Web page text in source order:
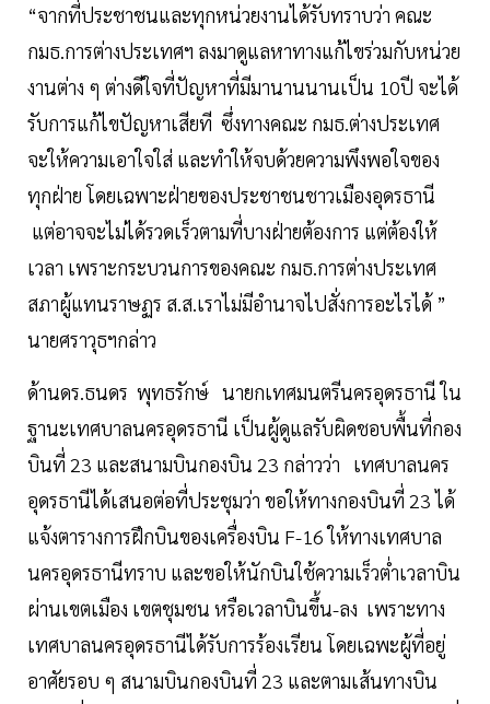
“จากที่ประชาชนและทุกหน่วยงานได้รับทราบว่า คณะ
กมธ.การต่างประเทศฯ ลงมาดูแลหาทางแก้ไขร่วมกับหน่วย
งานต่าง ๆ ต่างดีใจที่ปัญหาที่มีมานานนานเป็น 10ปี จะได้
รับการแก้ไขปัญหาเสียที ซึ่งทางคณะ กมธ.ต่างประเทศ
จะให้ความเอาใจใส่ และทำให้จบด้วยความพึงพอใจของ
ทุกฝ่าย โดยเฉพาะฝ่ายของประชาชนชาวเมืองอุดรธานี
แต่อาจจะไม่ได้รวดเร็วตามที่บางฝ่ายต้องการ แต่ต้องให้
เวลา เพราะกระบวนการของคณะ กมธ.การต่างประเทศ
สภาผู้แทนราษฏร ส.ส.เราไม่มีอำนาจไปสั่งการอะไรได้ ”
นายศราวุธฯกล่าว
ด้านดร.ธนดร พุทธรักษ์ นายกเทศมนตรีนครอุดรธานี ใน
ฐานะเทศบาลนครอุดรธานี เป็นผู้ดูแลรับผิดชอบพื้นที่กอง
บินที่ 23 และสนามบินกองบิน 23 กล่าวว่า เทศบาลนคร
อุดรธานีได้เสนอต่อที่ประชุมว่า ขอให้ทางกองบินที่ 23 ได้
แจ้งตารางการฝึกบินของเครื่องบิน F-16 ให้ทางเทศบาล
นครอุดรธานีทราบ และขอให้นักบินใช้ความเร็วต่ำเวลาบิน
ผ่านเขตเมือง เขตชุมชน หรือเวลาบินขึ้น-ลง เพราะทาง
เทศบาลนครอุดรธานีได้รับการร้องเรียน โดยเฉพะผู้ที่อยู่
อาศัยรอบ ๆ สนามบินกองบินที่ 23 และตามเส้นทางบิน